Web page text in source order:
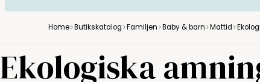
Home Butikskatalog Familjen Baby & barn Mattid
Ekologiska